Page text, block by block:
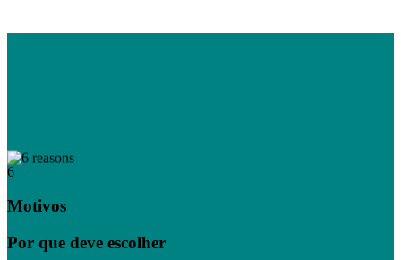
6
Motivos
Por que deve escolher